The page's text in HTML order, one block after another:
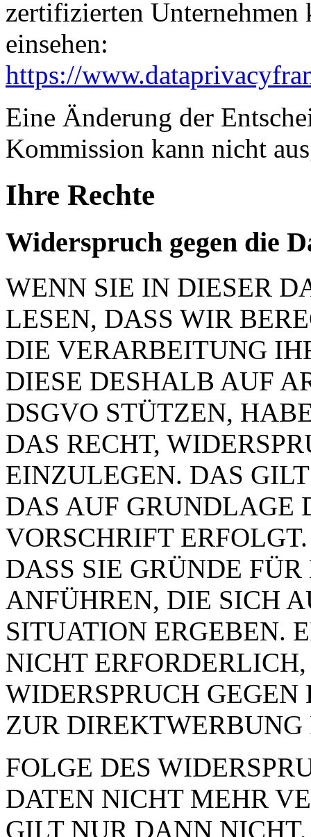
zertifizierten
einsehen:
https://
Eine Änderung der
Kommission kann nicht
Ihre Rechte
Widerspruch gegen die
WENN SIE IN DIESER
LESEN, DASS WIR
DIE VERARBEITUNG
DIESE DESHALB AUF
DSGVO STÜTZEN,
DAS RECHT,
EINZULEGEN. DAS
DAS AUF GRUNDLAGE
VORSCHRIFT
DASS SIE GRÜNDE
ANFÜHREN, DIE SICH
SITUATION ERGEBEN.
NICHT
WIDERSPRUCH
ZUR DIREKTWERBUNG
FOLGE DES
DATEN NICHT MEHR
GILT NUR DANN